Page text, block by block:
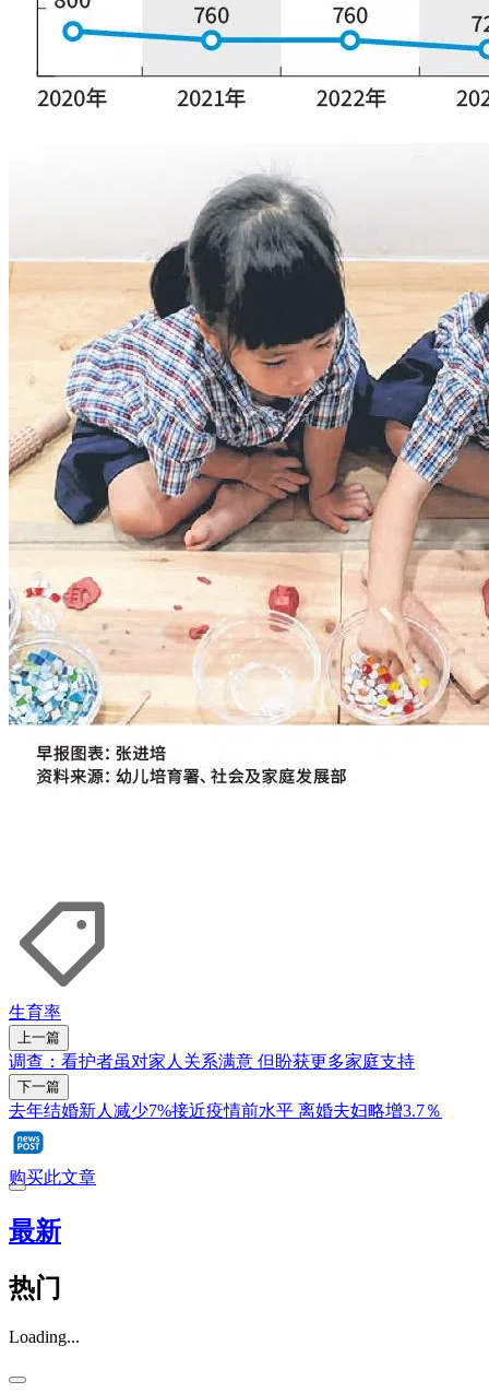
生育率
上一篇
调查：看护者虽对家人关系满意 但盼获更多家庭支持
下一篇
去年结婚新人减少7%接近疫情前水平 离婚夫妇略增3.7％
购买此文章
最新
热门
Loading...